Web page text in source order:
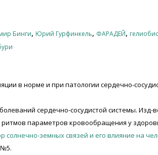
Бинги, Юрий Гурфинкель, ФАРАДЕЙ,
в норме и при патологии сердечно-
сердечно-сосудистой системы.
параметров кровообращения у
солнечно-земных связей и его влияние на
№5.